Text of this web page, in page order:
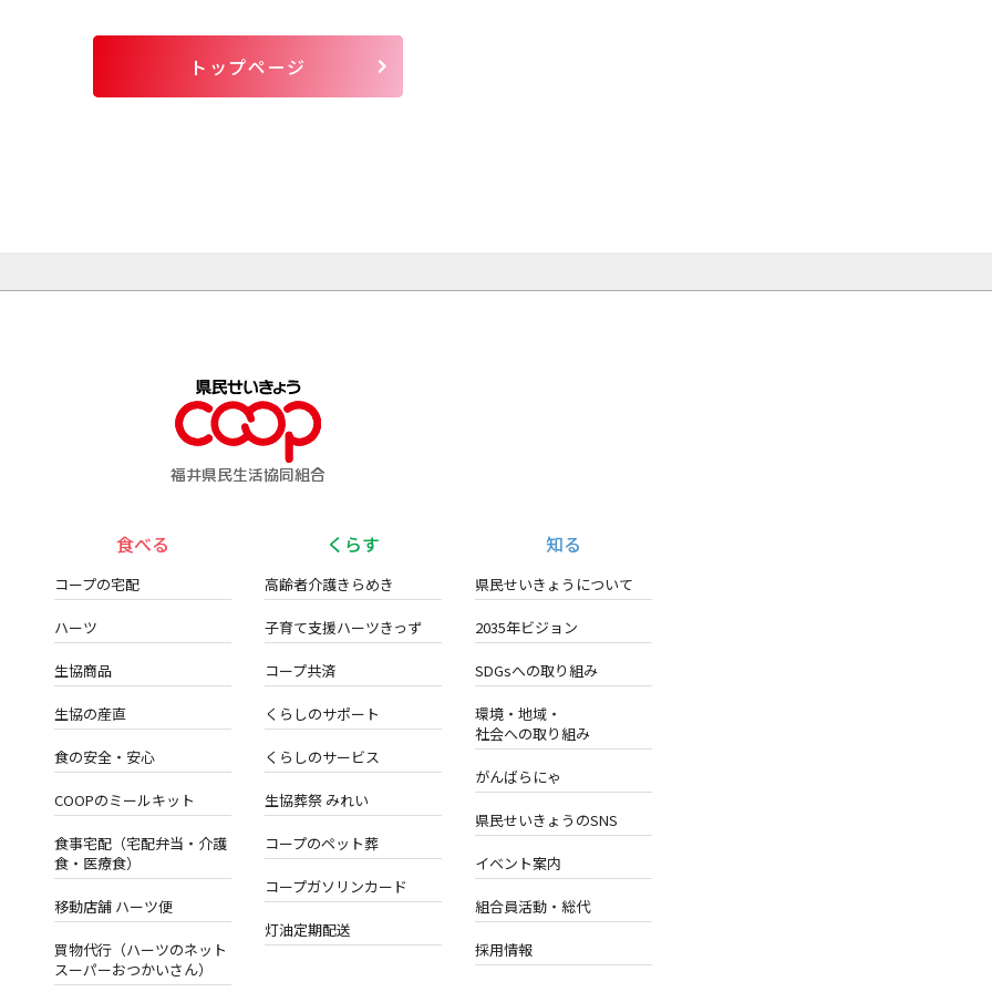
トップページ
福井県民生活協同組合
食べる
コープの宅配
ハーツ
生協商品
生協の産直
食の安全・安心
COOPのミールキット
食事宅配（宅配弁当・介護
食・医療食）
移動店舗 ハーツ便
買物代行（ハーツのネット
スーパーおつかいさん）
くらす
高齢者介護きらめき
子育て支援ハーツきっず
コープ共済
くらしのサポート
くらしのサービス
生協葬祭 みれい
コープのペット葬
コープガソリンカード
灯油定期配送
知る
県民せいきょうについて
2035年ビジョン
SDGsへの取り組み
環境・地域・
社会への取り組み
がんばらにゃ
県民せいきょうのSNS
イベント案内
組合員活動・総代
採用情報